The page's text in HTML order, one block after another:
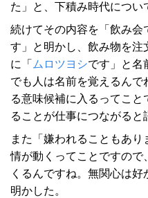
た」と、下積み時代につい
続けてその内容を「飲み
す」と明かし、飲み物を
に「 ムロツヨシです」と名
でも人は名前を覚えるん
る意味候補に入るってこ
ることが仕事につながると
また「嫌われることもあ
情が動くってことですので
くるんですね。無関心は
明かした。